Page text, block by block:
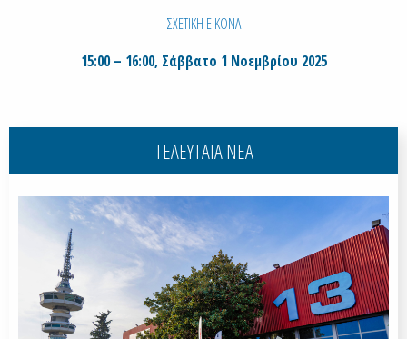
ΣΧΕΤΙΚΗ ΕΙΚΟΝΑ
15:00 – 16:00, Σάββατο 1 Νοεμβρίου 2025
ΤΕΛΕΥΤΑΙΑ ΝΕΑ